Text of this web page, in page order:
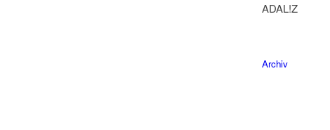
ADAL!Z
Archiv